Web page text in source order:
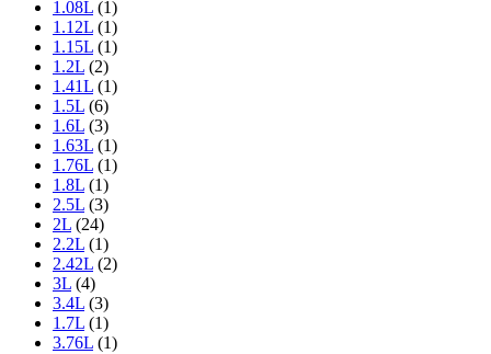
1.08L (1)
1.12L (1)
1.15L (1)
1.2L (2)
1.41L (1)
1.5L (6)
1.6L (3)
1.63L (1)
1.76L (1)
1.8L (1)
2.5L (3)
2L (24)
2.2L (1)
2.42L (2)
3L (4)
3.4L (3)
1.7L (1)
3.76L (1)